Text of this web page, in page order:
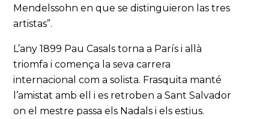
Mendelssohn en que se distinguieron las tres
artistas”.
L’any 1899 Pau Casals torna a París i allà
triomfa i comença la seva carrera
internacional com a solista. Frasquita manté
l’amistat amb ell i es retroben a Sant Salvador
on el mestre passa els Nadals i els estius.